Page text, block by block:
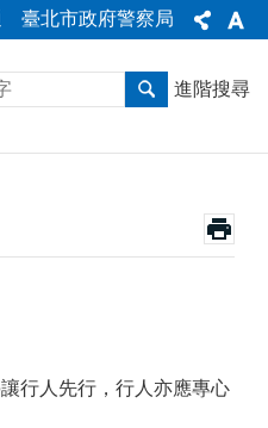
臺北市政府警察局
進階搜尋
行人先行，行人亦應專心